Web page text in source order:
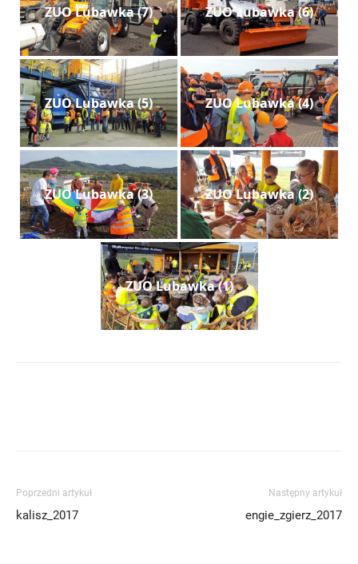
ZUO Lubawka (7) ZUO Lubawka (6)
ZUO Lubawka (5) ZUO Lubawka (4)
ZUO Lubawka (3) ZUO Lubawka (2)
ZUO Lubawka (1)
Poprzedni artykuł
kalisz_2017
Następny artykuł
engie_zgierz_2017